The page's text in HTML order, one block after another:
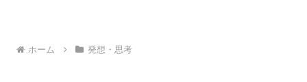
ホーム 発想・思考